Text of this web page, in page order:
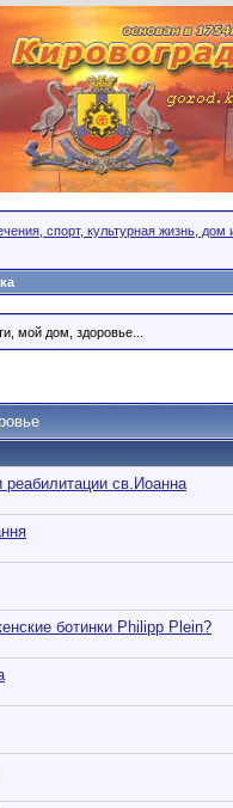
спорт, культурная жизнь, дом
мой дом, здоровье...
реабилитации св.Иоанна
ботинки Philipp Plein?